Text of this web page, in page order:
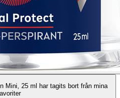
Mini, 25 ml har tagits bort från mina